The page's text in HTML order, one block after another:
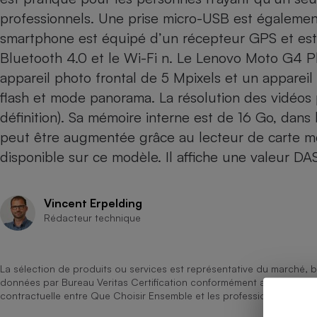
professionnels. Une prise micro-USB est
smartphone est équipé d’un récepteur GPS et
Bluetooth 4.0 et le Wi-Fi n. Le Lenovo Moto G4
appareil photo frontal de 5 Mpixels et un
flash et mode panorama. La résolution des
définition). Sa mémoire interne est de 16 Go,
peut être augmentée grâce au lecteur de carte
disponible sur ce modèle. Il affiche une valeur
Vincent Erpelding
Rédacteur technique
La sélection de produits ou services est représentative du marché,
données par Bureau Veritas Certification conformément aux règles
contractuelle entre Que Choisir Ensemble et les professionnels
Complément
alimentaire
Assurance emprunteur
Gros électroménager
Petit
Internet
Téléphonie
Mutuelle